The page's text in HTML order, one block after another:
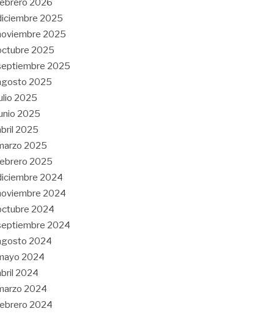
2026
2025
2025
2025
2025
2025
2025
2025
2025
2025
2025
2024
2024
2024
2024
2024
2024
2024
2024
2024